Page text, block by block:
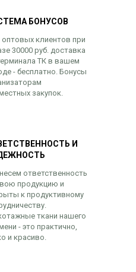
БОНУСОВ
оптовых клиентов при
30000 руб. доставка
ТК в вашем
- бесплатно. Бонусы
закупок.
И
ответственность
продукцию и
к продуктивному
ткани нашего
- это практично,
и красиво.